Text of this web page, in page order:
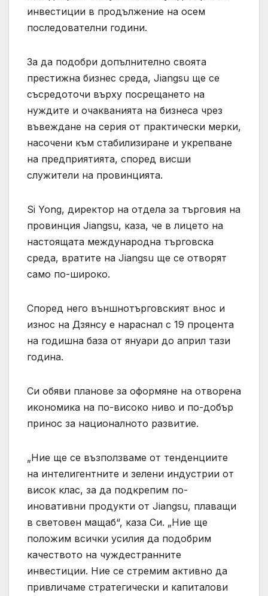
инвестиции в продължение на осем
последователни години.
За да подобри допълнително своята
престижна бизнес среда, Jiangsu ще се
съсредоточи върху посрещането на
нуждите и очакванията на бизнеса чрез
въвеждане на серия от практически мерки,
насочени към стабилизиране и укрепване
на предприятията, според висши
служители на провинцията.
Si Yong, директор на отдела за търговия на
провинция Jiangsu, каза, че в лицето на
настоящата международна търговска
среда, вратите на Jiangsu ще се отворят
само по-широко.
Според него външнотърговският внос и
износ на Дзянсу е нараснал с 19 процента
на годишна база от януари до април тази
година.
Си обяви планове за оформяне на отворена
икономика на по-високо ниво и по-добър
принос за националното развитие.
„Ние ще се възползваме от тенденциите
на интелигентните и зелени индустрии от
висок клас, за да подкрепим по-
иновативни продукти от Jiangsu, плаващи
в световен мащаб“, каза Си. „Ние ще
положим всички усилия да подобрим
качеството на чуждестранните
инвестиции. Ние се стремим активно да
привличаме стратегически и капиталови